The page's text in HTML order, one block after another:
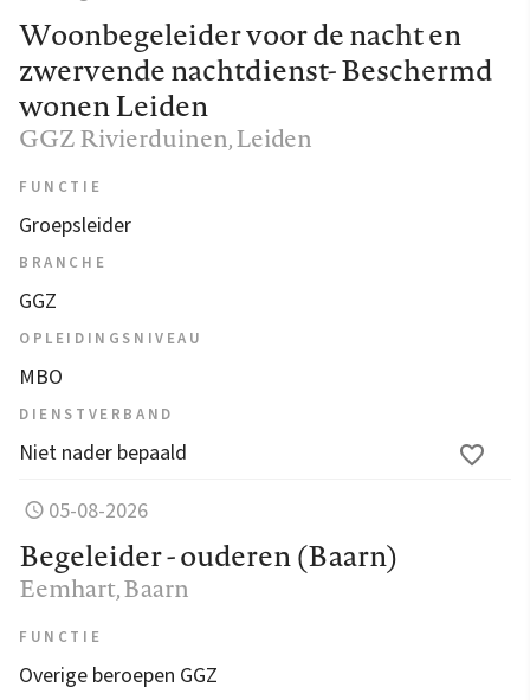
Woonbegeleider voor de nacht en
zwervende nachtdienst- Beschermd
wonen Leiden
GGZ Rivierduinen, Leiden
FUNCTIE
Groepsleider
BRANCHE
GGZ
OPLEIDINGSNIVEAU
MBO
DIENSTVERBAND
Niet nader bepaald
05-08-2026
Begeleider - ouderen (Baarn)
Eemhart, Baarn
FUNCTIE
Overige beroepen GGZ